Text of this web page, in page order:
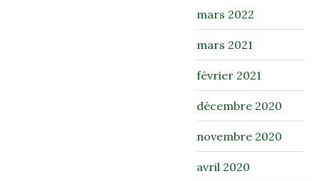
mars 2022
mars 2021
février 2021
décembre 2020
novembre 2020
avril 2020